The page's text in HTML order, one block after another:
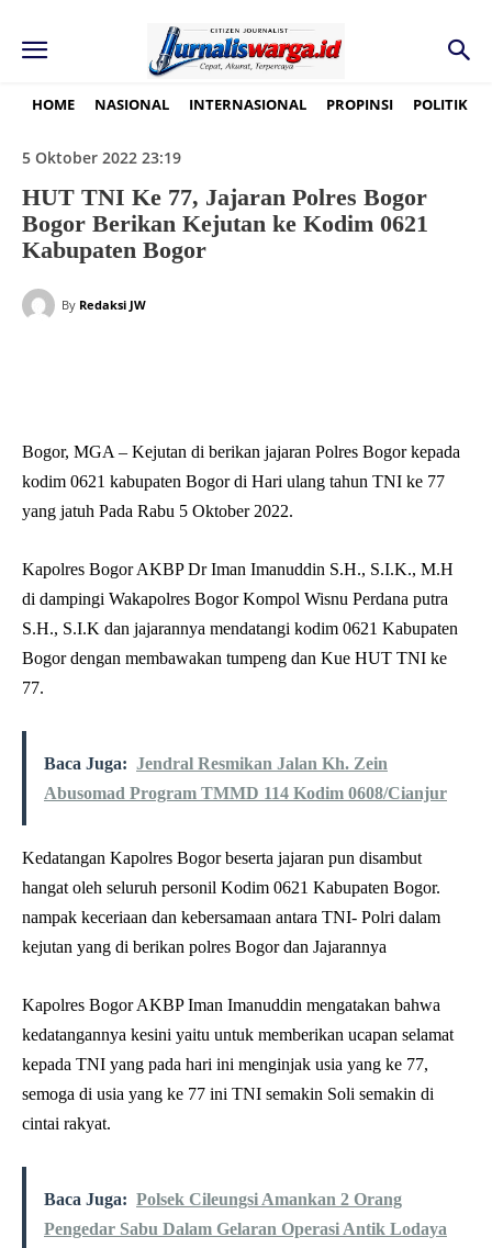
HOME NASIONAL INTERNASIONAL PROPINSI POLITIK
5 Oktober 2022 23:19
HUT TNI Ke 77, Jajaran Polres Bogor
Bogor Berikan Kejutan ke Kodim 0621
Kabupaten Bogor
By Redaksi JW
Bogor, MGA – Kejutan di berikan jajaran Polres Bogor kepada
kodim 0621 kabupaten Bogor di Hari ulang tahun TNI ke 77
yang jatuh Pada Rabu 5 Oktober 2022.
Kapolres Bogor AKBP Dr Iman Imanuddin S.H., S.I.K., M.H
di dampingi Wakapolres Bogor Kompol Wisnu Perdana putra
S.H., S.I.K dan jajarannya mendatangi kodim 0621 Kabupaten
Bogor dengan membawakan tumpeng dan Kue HUT TNI ke
77.
Baca Juga: Jendral Resmikan Jalan Kh. Zein
Abusomad Program TMMD 114 Kodim 0608/Cianjur
Kedatangan Kapolres Bogor beserta jajaran pun disambut
hangat oleh seluruh personil Kodim 0621 Kabupaten Bogor.
nampak keceriaan dan kebersamaan antara TNI- Polri dalam
kejutan yang di berikan polres Bogor dan Jajarannya
Kapolres Bogor AKBP Iman Imanuddin mengatakan bahwa
kedatangannya kesini yaitu untuk memberikan ucapan selamat
kepada TNI yang pada hari ini menginjak usia yang ke 77,
semoga di usia yang ke 77 ini TNI semakin Soli semakin di
cintai rakyat.
Baca Juga: Polsek Cileungsi Amankan 2 Orang
Pengedar Sabu Dalam Gelaran Operasi Antik Lodaya